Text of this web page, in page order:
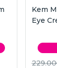
Kem
Eye